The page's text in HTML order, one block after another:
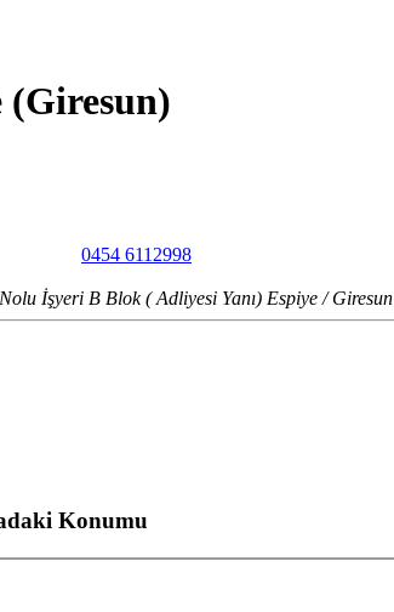
(Giresun)
0454 6112998
İşyeri B Blok ( Adliyesi Yanı) Espiye / Giresun
Konumu